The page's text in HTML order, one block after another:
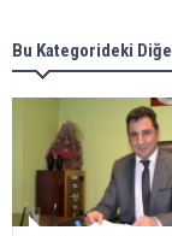
Bu Kategorideki